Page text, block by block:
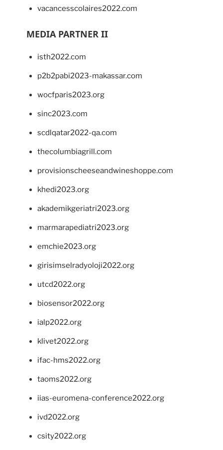
vacancesscolaires2022.com
MEDIA PARTNER II
isth2022.com
p2b2pabi2023-makassar.com
wocfparis2023.org
sinc2023.com
scdlqatar2022-qa.com
thecolumbiagrill.com
provisionscheeseandwineshoppe.com
khedi2023.org
akademikgeriatri2023.org
marmarapediatri2023.org
emchie2023.org
girisimselradyoloji2022.org
utcd2022.org
biosensor2022.org
ialp2022.org
klivet2022.org
ifac-hms2022.org
taoms2022.org
iias-euromena-conference2022.org
ivd2022.org
csity2022.org